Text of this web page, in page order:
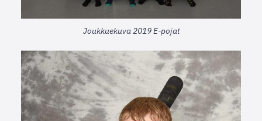
Joukkuekuva 2019 E-pojat